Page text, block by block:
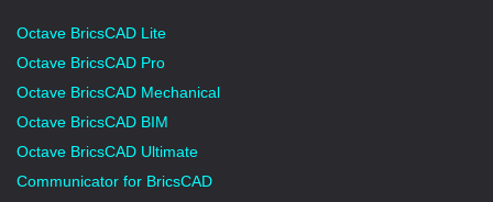
Octave BricsCAD Lite
Octave BricsCAD Pro
Octave BricsCAD Mechanical
Octave BricsCAD BIM
Octave BricsCAD Ultimate
Communicator for BricsCAD